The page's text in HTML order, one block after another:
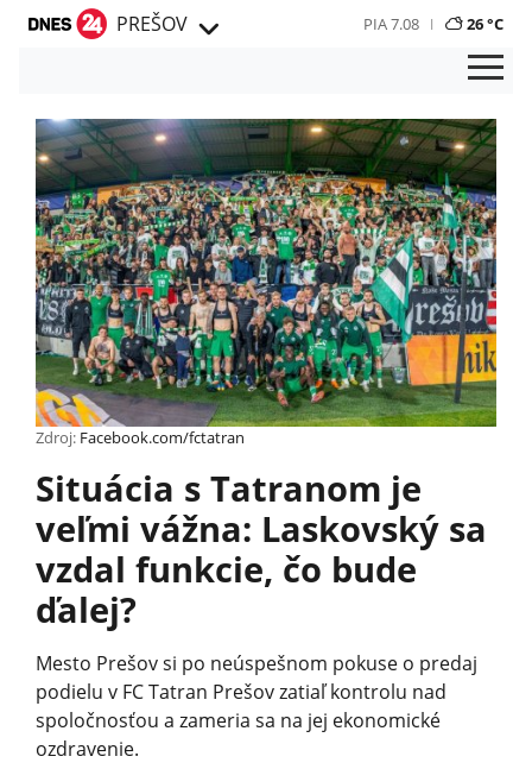
PREŠOV PIA 7.08 26 °C
Zdroj: Facebook.com/fctatran
Situácia s Tatranom je
veľmi vážna: Laskovský sa
vzdal funkcie, čo bude
ďalej?
Mesto Prešov si po neúspešnom pokuse o predaj
podielu v FC Tatran Prešov zatiaľ kontrolu nad
spoločnosťou a zameria sa na jej ekonomické
ozdravenie.